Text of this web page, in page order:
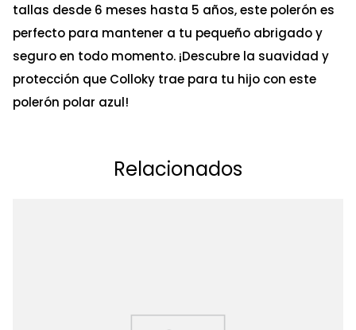
tallas desde 6 meses hasta 5 años, este polerón es
perfecto para mantener a tu pequeño abrigado y
seguro en todo momento. ¡Descubre la suavidad y
protección que Colloky trae para tu hijo con este
polerón polar azul!
Relacionados